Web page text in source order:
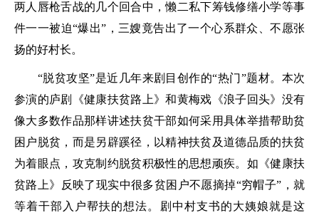
两人唇枪舌战的几个回合中，懒二私下筹钱修缮小学等事
件一一被迫“爆出”，三嫂竟告出了一个心系群众、不愿张
扬的好村长。
“脱贫攻坚”是近几年来剧目创作的“热门”题材。本次
参演的庐剧《健康扶贫路上》和黄梅戏《浪子回头》没有
像大多数作品那样讲述扶贫干部如何采用具体举措帮助贫
困户脱贫，而是另辟蹊径，以精神扶贫及道德品质的扶贫
为着眼点，攻克制约脱贫积极性的思想顽疾。如《健康扶
贫路上》反映了现实中很多贫困户不愿摘掉“穷帽子”，就
等着干部入户帮扶的想法。剧中村支书的大姨娘就是这